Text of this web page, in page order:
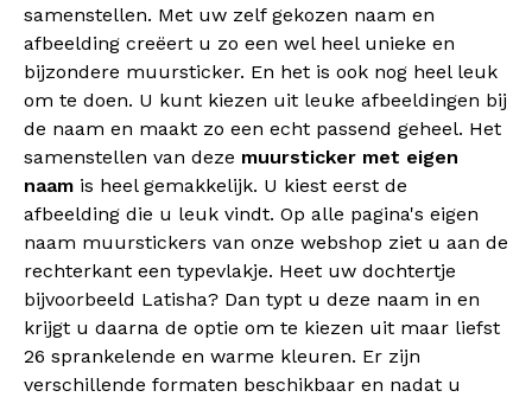
samenstellen. Met uw zelf gekozen naam en
afbeelding creëert u zo een wel heel unieke en
bijzondere muursticker. En het is ook nog heel leuk
om te doen. U kunt kiezen uit leuke afbeeldingen bij
de naam en maakt zo een echt passend geheel. Het
samenstellen van deze muursticker met eigen
naam is heel gemakkelijk. U kiest eerst de
afbeelding die u leuk vindt. Op alle pagina's eigen
naam muurstickers van onze webshop ziet u aan de
rechterkant een typevlakje. Heet uw dochtertje
bijvoorbeeld Latisha? Dan typt u deze naam in en
krijgt u daarna de optie om te kiezen uit maar liefst
26 sprankelende en warme kleuren. Er zijn
verschillende formaten beschikbaar en nadat u